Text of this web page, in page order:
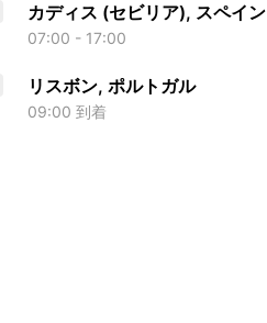
カディス (セビリア), スペイン
07:00 - 17:00
リスボン, ポルトガル
09:00 到着